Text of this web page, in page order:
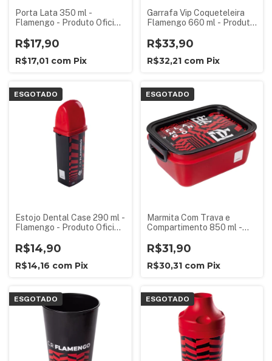
Porta Lata 350 ml -
Flamengo - Produto Oficial
R$17,90
R$17,01 com Pix
Garrafa Vip Coqueteleira
Flamengo 660 ml - Produto
R$33,90
R$32,21 com Pix
ESGOTADO
Estojo Dental Case 290 ml -
Flamengo - Produto Oficial
R$14,90
R$14,16 com Pix
ESGOTADO
Marmita Com Trava e
Compartimento 850 ml -
Licenciado
R$31,90
R$30,31 com Pix
ESGOTADO ESGOTADO